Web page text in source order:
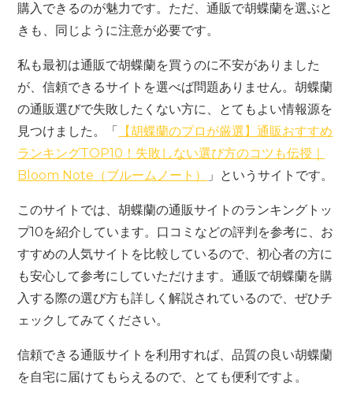
購入できるのが魅力です。ただ、通販で胡蝶蘭を選ぶと
きも、同じように注意が必要です。
私も最初は通販で胡蝶蘭を買うのに不安がありました
が、信頼できるサイトを選べば問題ありません。胡蝶蘭
の通販選びで失敗したくない方に、とてもよい情報源を
見つけました。「 【胡蝶蘭のプロが厳選】通販おすすめ
ランキングTOP10！失敗しない選び方のコツも伝授｜
Bloom Note（ブルームノート）
」というサイトです。
このサイトでは、胡蝶蘭の通販サイトのランキングトッ
プ10を紹介しています。口コミなどの評判を参考に、お
すすめの人気サイトを比較しているので、初心者の方に
も安心して参考にしていただけます。通販で胡蝶蘭を購
入する際の選び方も詳しく解説されているので、ぜひチ
ェックしてみてください。
信頼できる通販サイトを利用すれば、品質の良い胡蝶蘭
を自宅に届けてもらえるので、とても便利ですよ。